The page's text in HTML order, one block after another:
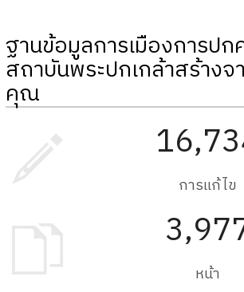
ฐานข้อมูลการเมืองการปก
สถาบันพระปกเกล้าสร้างจ
คุณ
การแก้ไข
หน้า